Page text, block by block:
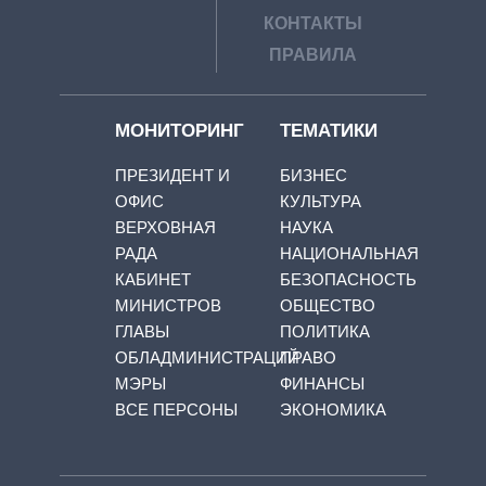
КОНТАКТЫ
ПРАВИЛА
МОНИТОРИНГ
ПРЕЗИДЕНТ И
ОФИС
ВЕРХОВНАЯ
РАДА
КАБИНЕТ
МИНИСТРОВ
ГЛАВЫ
ОБЛАДМИНИСТРАЦИЙ
МЭРЫ
ВСЕ ПЕРСОНЫ
ТЕМАТИКИ
БИЗНЕС
КУЛЬТУРА
НАУКА
НАЦИОНАЛЬНАЯ
БЕЗОПАСНОСТЬ
ОБЩЕСТВО
ПОЛИТИКА
ПРАВО
ФИНАНСЫ
ЭКОНОМИКА